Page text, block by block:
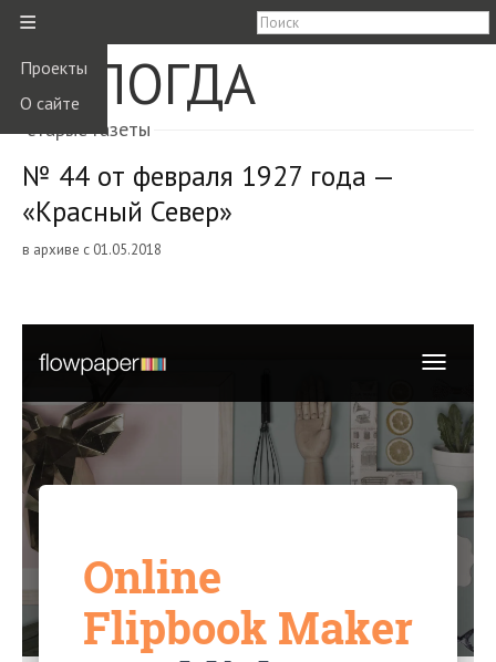
≡
Проекты
О сайте
ВОЛОГДА
старые газеты
№ 44 от февраля 1927 года —
«Красный Север»
в архиве с 01.05.2018